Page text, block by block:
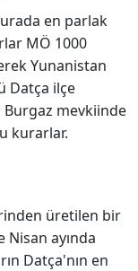
en parlak
MÖ 1000
Yunanistan
Datça ilçe
mevkiinde
kurarlar.
üretilen bir
ayında
Datça'nın en